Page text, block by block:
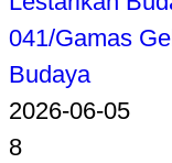
041/Gamas
Budaya
2026-06-05
8